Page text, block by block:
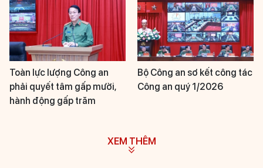
Toàn lực lượng Công an
phải quyết tâm gấp mười,
hành động gấp trăm
Bộ Công an sơ kết công tác
Công an quý 1/2026
XEM THÊM